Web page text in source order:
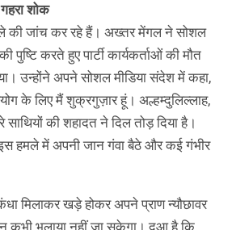
शोक
की जांच कर रहे हैं। अख्तर मेंगल ने सोशल
पुष्टि करते हुए पार्टी कार्यकर्ताओं की मौत
उन्होंने अपने सोशल मीडिया संदेश में कहा,
के लिए मैं शुक्रगुज़ार हूं। अल्हम्दुलिल्लाह,
साथियों की शहादत ने दिल तोड़ दिया है।
हमले में अपनी जान गंवा बैठे और कई गंभीर
मिलाकर खड़े होकर अपने प्राण न्यौछावर
कभी भुलाया नहीं जा सकेगा। दुआ है कि